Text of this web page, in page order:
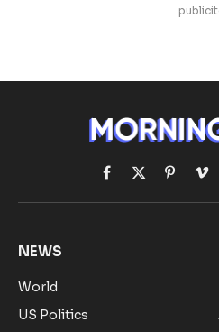
Facebook
X
(Twitter)
NEWS
World
US Politics